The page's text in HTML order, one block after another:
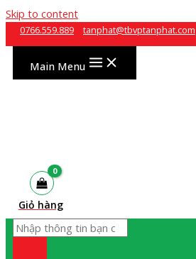
Skip to content
0766.559.889 tanphat@tbvptanphat.com
Main Menu
Giỏ hàng